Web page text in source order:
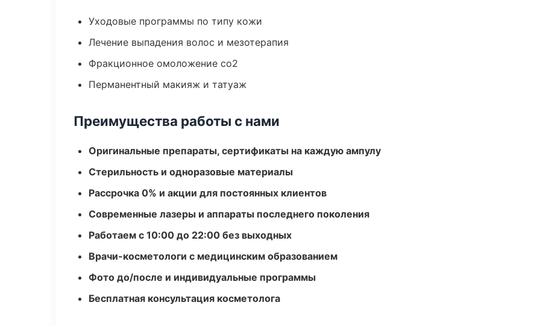
Уходовые программы по типу кожи
Лечение выпадения волос и мезотерапия
Фракционное омоложение co2
Перманентный макияж и татуаж
Преимущества работы с нами
Оригинальные препараты, сертификаты на каждую ампулу
Стерильность и одноразовые материалы
Рассрочка 0% и акции для постоянных клиентов
Современные лазеры и аппараты последнего поколения
Работаем с 10:00 до 22:00 без выходных
Врачи-косметологи с медицинским образованием
Фото до/после и индивидуальные программы
Бесплатная консультация косметолога